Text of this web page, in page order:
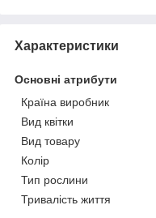
Характеристики
Основні атрибути
Країна виробник
Вид квітки
Вид товару
Колір
Тип рослини
Тривалість життя